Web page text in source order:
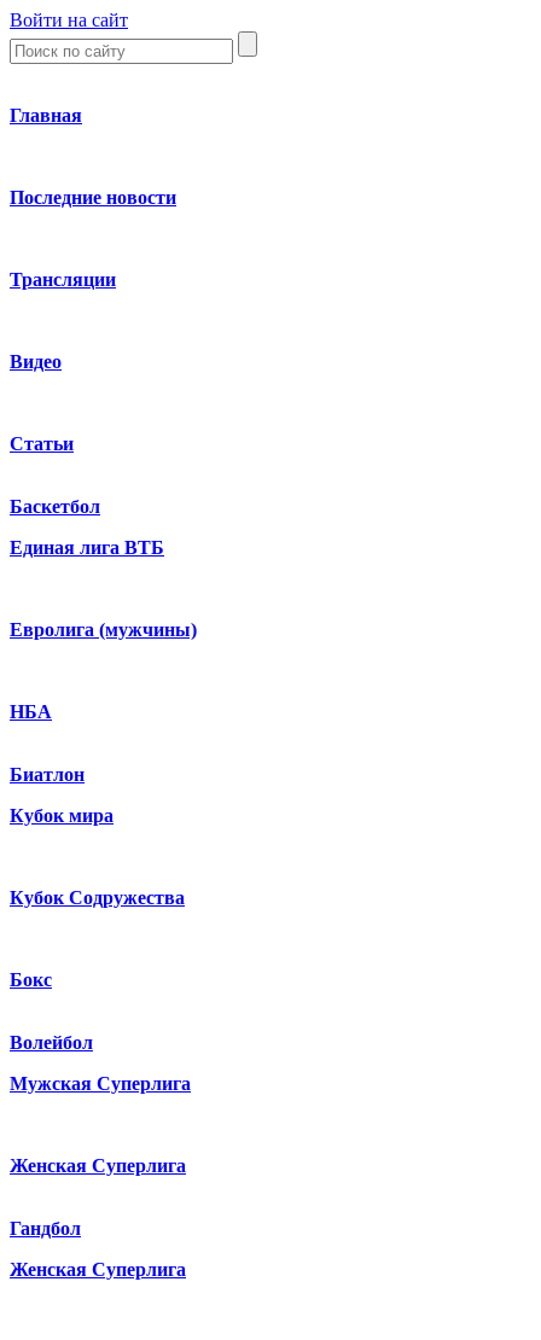
Войти на сайт
Главная
Последние новости
Трансляции
Видео
Статьи
Баскетбол
Единая лига ВТБ
Евролига (мужчины)
НБА
Биатлон
Кубок мира
Кубок Содружества
Бокс
Волейбол
Мужская Суперлига
Женская Суперлига
Гандбол
Женская Суперлига